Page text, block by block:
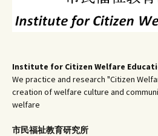
Institute for Citizen Welfare
We practice and research "Citizen
creation of welfare culture and
welfare
市民福祉教育研究所